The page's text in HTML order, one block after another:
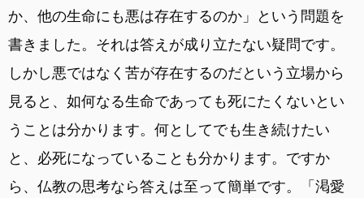
か、他の生命にも悪は存在するのか」という問題を
書きました。それは答えが成り立たない疑問です。
しかし悪ではなく苦が存在するのだという立場から
見ると、如何なる生命であっても死にたくないとい
うことは分かります。何としてでも生き続けたい
と、必死になっていることも分かります。ですか
ら、仏教の思考なら答えは至って簡単です。「渇愛